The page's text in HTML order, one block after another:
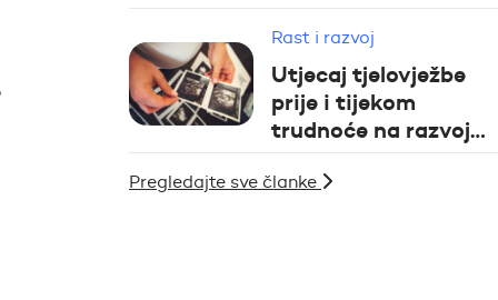
Rast i razvoj
Utjecaj tjelovježbe
prije i tijekom
trudnoće na razvoj…
Pregledajte sve članke